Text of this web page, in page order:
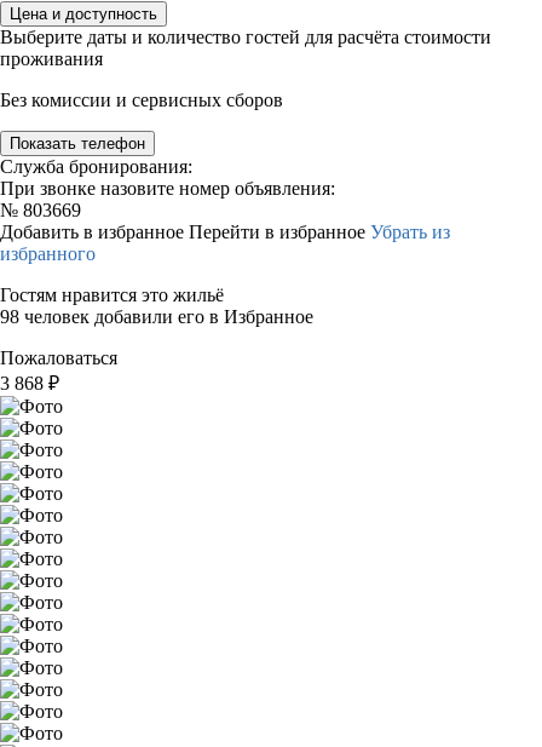
Цена и доступность
Выберите даты и количество гостей для расчёта стоимости
проживания
Без комиссии и сервисных сборов
Показать телефон
Служба бронирования:
При звонке назовите номер объявления:
№ 803669
Добавить в избранное Перейти в избранное Убрать из
избранного
Гостям нравится это жильё
98 человек добавили его в Избранное
Пожаловаться
3 868 ₽